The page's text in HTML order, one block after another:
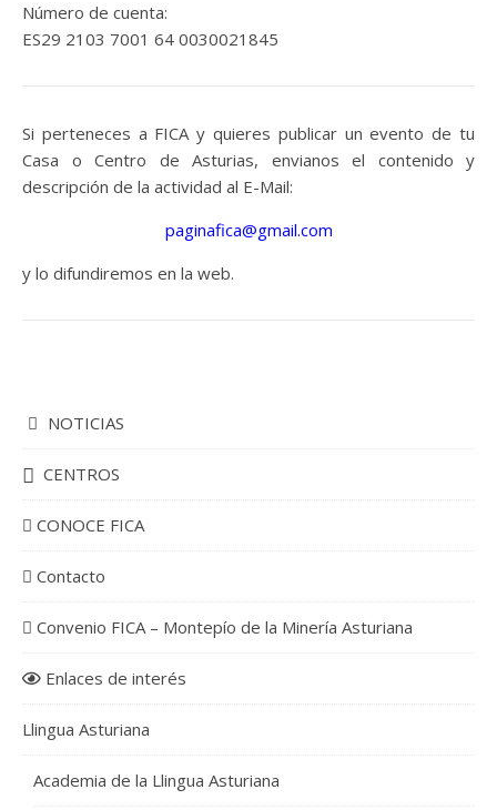
Número de cuenta:
ES29 2103 7001 64 0030021845
Si perteneces a FICA y quieres publicar un evento de tu
Casa o Centro de Asturias, envianos el contenido y
descripción de la actividad al E-Mail:
paginafica@gmail.com
y lo difundiremos en la web.
NOTICIAS
CENTROS
CONOCE FICA
Contacto
Convenio FICA – Montepío de la Minería Asturiana
Enlaces de interés
Llingua Asturiana
Academia de la Llingua Asturiana